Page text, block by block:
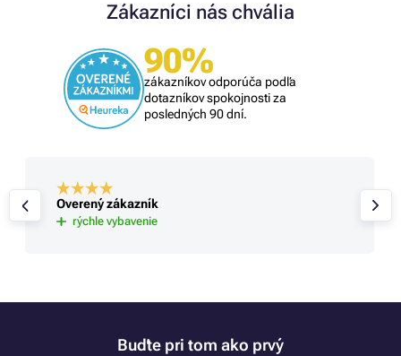
Zákazníci nás chvália
90%
zákazníkov odporúča podľa
dotazníkov spokojnosti za
posledných 90 dní.
Overený zákazník
rýchle vybavenie
Buďte pri tom ako prvý